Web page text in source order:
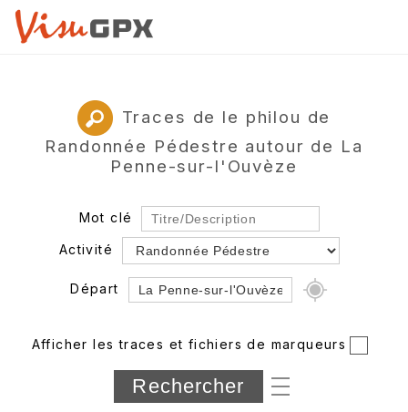
Traces de le philou de
Randonnée Pédestre autour de La
Penne-sur-l'Ouvèze
Mot clé
Activité
Départ
Département
Longueur min/max
Afficher les traces et fichiers de marqueurs